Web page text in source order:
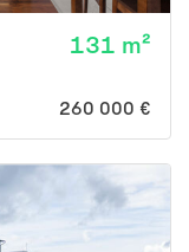
131 m²
ulkovarasto,
260 000 €